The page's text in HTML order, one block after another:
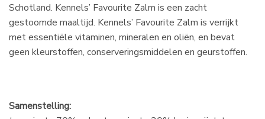
Schotland. Kennels’ Favourite Zalm is een zacht
gestoomde maaltijd. Kennels’ Favourite Zalm is verrijkt
met essentiële vitaminen, mineralen en oliën, en bevat
geen kleurstoffen, conserveringsmiddelen en geurstoffen.
Samenstelling: